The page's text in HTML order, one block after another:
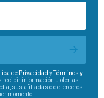
de Privacidad yTérminos y
recibir información u ofertas
sus afiliadas o de terceros.
momento.